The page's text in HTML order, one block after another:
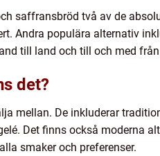
saffransbröd två av de
Andra populära alternativ
till land och till och med
det?
mellan. De inkluderar
Det finns också moderna
smaker och preferenser.